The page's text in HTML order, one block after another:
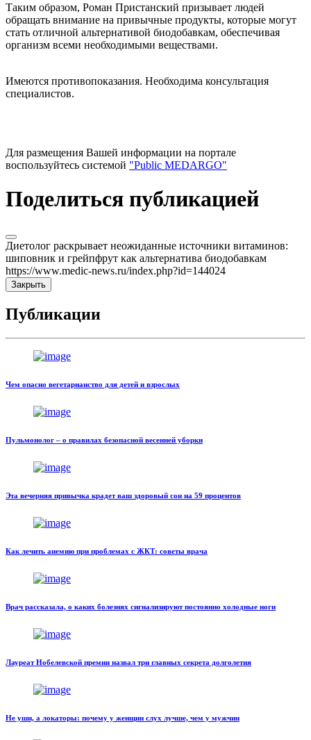
Таким образом, Роман Пристанский призывает людей
обращать внимание на привычные продукты, которые могут
стать отличной альтернативой биодобавкам, обеспечивая
организм всеми необходимыми веществами.
Имеются противопоказания. Необходима консультация
специалистов.
Для размещения Вашей информации на портале
воспользуйтесь системой "Public MEDARGO"
Поделиться публикацией
Диетолог раскрывает неожиданные источники витаминов:
шиповник и грейпфрут как альтернатива биодобавкам
https://www.medic-news.ru/index.php?id=144024
Закрыть
Публикации
Чем опасно вегетарианство для детей и взрослых
Пульмонолог – о правилах безопасной весенней уборки
Эта вечерняя привычка крадет ваш здоровый сон на 59 процентов
Как лечить анемию при проблемах с ЖКТ: советы врача
Врач рассказала, о каких болезнях сигнализируют постоянно холодные ноги
Лауреат Нобелевской премии назвал три главных секрета долголетия
Не уши, а локаторы: почему у женщин слух лучше, чем у мужчин